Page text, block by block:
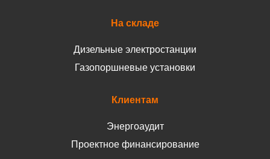
На складе
Дизельные электростанции
Газопоршневые установки
Клиентам
Энергоаудит
Проектное финансирование